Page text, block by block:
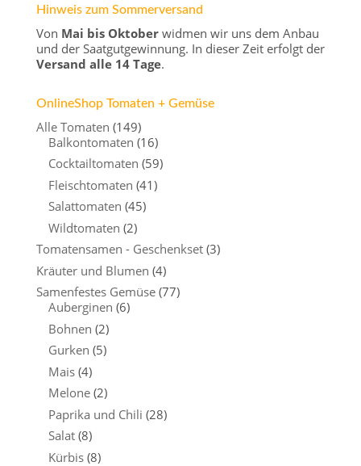
Hinweis zum Sommerversand
Von Mai bis Oktoberwidmen wir uns dem Anbau
und der Saatgutgewinnung. In dieser Zeit erfolgt der
Versand alle 14 Tage.
OnlineShop Tomaten + Gemüse
Alle Tomaten (149)
Balkontomaten (16)
Cocktailtomaten (59)
Fleischtomaten (41)
Salattomaten (45)
Wildtomaten (2)
Tomatensamen - Geschenkset (3)
Kräuter und Blumen (4)
Samenfestes Gemüse (77)
Auberginen (6)
Bohnen (2)
Gurken (5)
Mais (4)
Melone (2)
Paprika und Chili (28)
Salat (8)
Kürbis (8)